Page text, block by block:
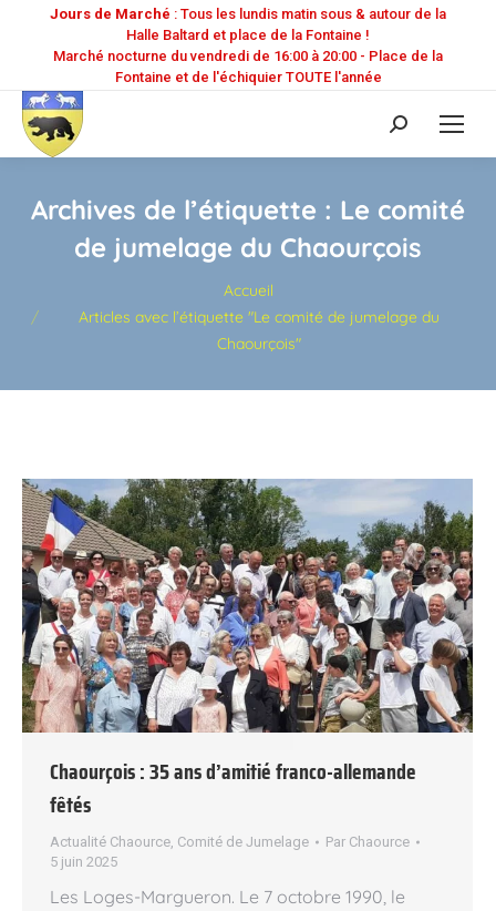
Jours de Marché : Tous les lundis matin sous & autour de la
Halle Baltard et place de la Fontaine !
Marché nocturne du vendredi de 16:00 à 20:00 - Place de la
Fontaine et de l'échiquier TOUTE l'année
Recherche
:
Archives de l’étiquette : Le comité
de jumelage du Chaourçois
Accueil
Articles avec l’étiquette "Le comité de jumelage du
Chaourçois"
Chaourçois : 35 ans d’amitié franco-allemande
fêtés
Actualité Chaource Comité de Jumelage Par Chaource
5 juin 2025
Les Loges-Margueron. Le 7 octobre 1990, le